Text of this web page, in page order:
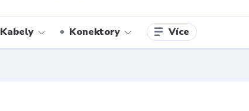
Kabely Konektory Více